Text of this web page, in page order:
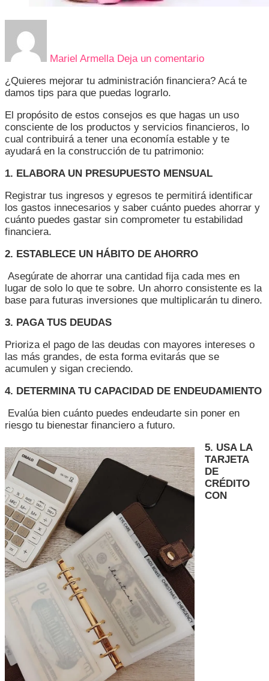
Mariel Armella Deja un comentarioMIS
TAMBIÉN
¿Quieres mejorar tu administración financiera? Acá te
damos tips para que puedas lograrlo.
El propósito de estos consejos es que hagas un uso
consciente de los productos y servicios financieros, lo
cual contribuirá a tener una economía estable y te
ayudará en la construcción de tu patrimonio:
1. ELABORA UN PRESUPUESTO MENSUAL
Registrar tus ingresos y egresos te permitirá identificar
los gastos innecesarios y saber cuánto puedes ahorrar y
cuánto puedes gastar sin comprometer tu estabilidad
financiera.
2. ESTABLECE UN HÁBITO DE AHORRO
Asegúrate de ahorrar una cantidad fija cada mes en
lugar de solo lo que te sobre. Un ahorro consistente es la
base para futuras inversiones que multiplicarán tu dinero.
3. PAGA TUS DEUDAS
Prioriza el pago de las deudas con mayores intereses o
las más grandes, de esta forma evitarás que se
acumulen y sigan creciendo.
4. DETERMINA TU CAPACIDAD DE ENDEUDAMIENTO
Evalúa bien cuánto puedes endeudarte sin poner en
riesgo tu bienestar financiero a futuro.
5. USA LA
TARJETA
DE
CRÉDITO
CON